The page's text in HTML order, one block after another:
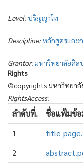
Level:ปริญญาโท
Descipline:หลักสูตรและ
Grantor:มหาวิทยาลัยศิล
Rights
©copyrights มหาวิทยา
RightsAccess:
ลำดับที่. ชื่อแฟ้มข้อ
1
2